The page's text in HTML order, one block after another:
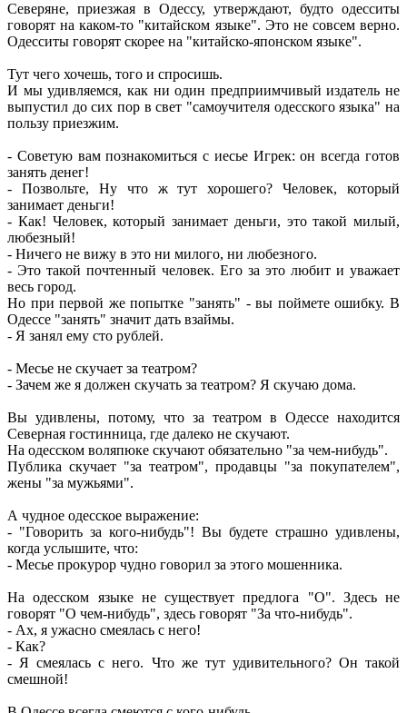
Северяне, приезжая в Одессу, утверждают, будто одесситы
говорят на каком-то "китайском языке". Это не совсем верно.
Одесситы говорят скорее на "китайско-японском языке".
Тут чего хочешь, того и спросишь.
И мы удивляемся, как ни один предприимчивый издатель не
выпустил до сих пор в свет "самоучителя одесского языка" на
пользу приезжим.
- Советую вам познакомиться с иесье Игрек: он всегда готов
занять денег!
- Позвольте, Ну что ж тут хорошего? Человек, который
занимает деньги!
- Как! Человек, который занимает деньги, это такой милый,
любезный!
- Ничего не вижу в это ни милого, ни любезного.
- Это такой почтенный человек. Его за это любит и уважает
весь город.
Но при первой же попытке "занять" - вы поймете ошибку. В
Одессе "занять" значит дать взаймы.
- Я занял ему сто рублей.
- Месье не скучает за театром?
- Зачем же я должен скучать за театром? Я скучаю дома.
Вы удивлены, потому, что за театром в Одессе находится
Северная гостинница, где далеко не скучают.
На одесском воляпюке скучают обязательно "за чем-нибудь".
Публика скучает "за театром", продавцы "за покупателем",
жены "за мужьями".
А чудное одесское выражение:
- "Говорить за кого-нибудь"! Вы будете страшно удивлены,
когда услышите, что:
- Месье прокурор чудно говорил за этого мошенника.
На одесском языке не существует предлога "О". Здесь не
говорят "О чем-нибудь", здесь говорят "За что-нибудь".
- Ах, я ужасно смеялась с него!
- Как?
- Я смеялась с него. Что же тут удивительного? Он такой
смешной!